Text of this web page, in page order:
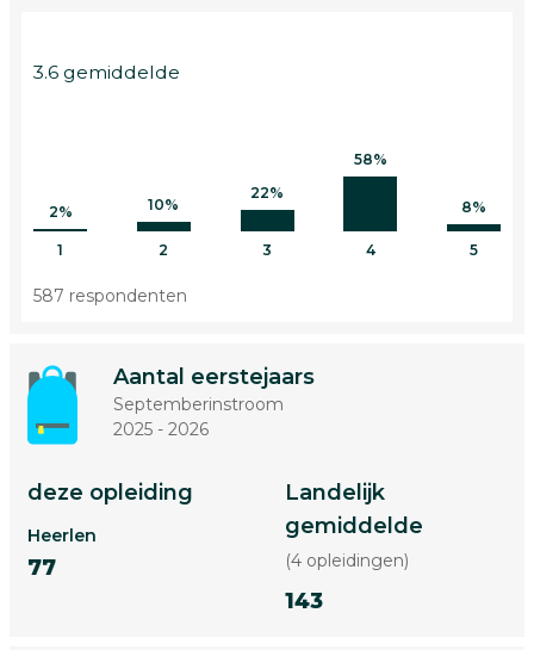
3.6 gemiddelde
2%
1
10%
2
22%
3
58%
4
8%
5
587 respondenten
Aantal eerstejaars
Septemberinstroom
2025 - 2026
deze opleiding
Heerlen
77
Landelijk
gemiddelde
(4 opleidingen)
143